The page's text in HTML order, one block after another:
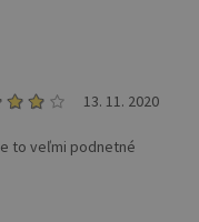
13. 11. 2020
to veľmi podnetné